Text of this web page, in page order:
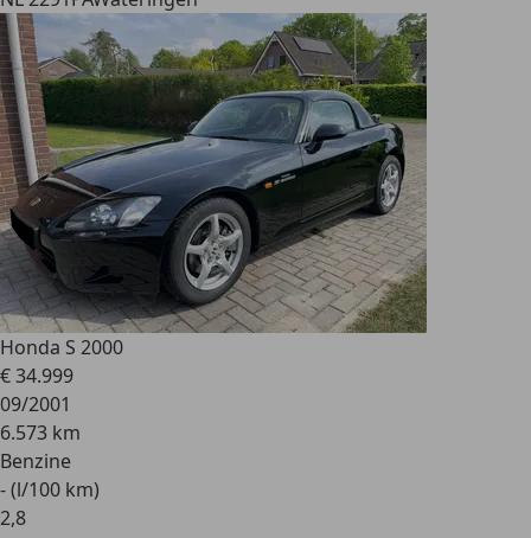
Honda S 2000
€ 34.999
09/2001
6.573 km
Benzine
- (l/100 km)
2,8